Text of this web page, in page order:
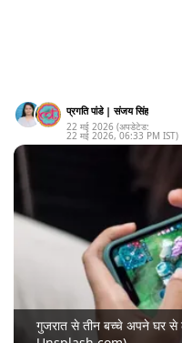
प्रगति पांडे | संजय सिंह
22 मई 2026 (अपडेटेड:
22 मई 2026, 06:33 PM IST)
गुजरात से तीन बच्चे अपने घर से